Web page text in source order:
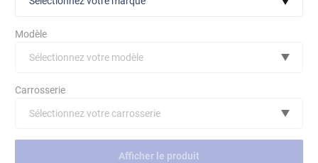
Modèle
Sélectionnez votre modèle
Carrosserie
Sélectionnez votre carrosserie
Afficher le produit